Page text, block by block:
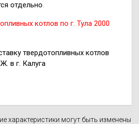
отдельно.
котлов по г. Тула 2000
твердотопливных котлов
в г. Калуга
характеристики могут быть изменены